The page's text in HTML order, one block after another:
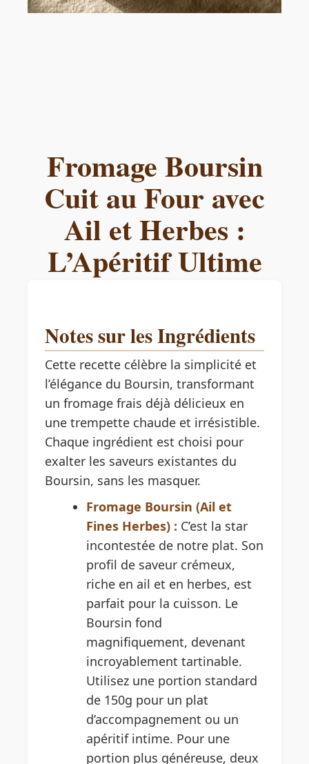
Fromage Boursin
Cuit au Four avec
Ail et Herbes :
L’Apéritif Ultime
Notes sur les Ingrédients
Cette recette célèbre la simplicité et
l’élégance du Boursin, transformant
un fromage frais déjà délicieux en
une trempette chaude et irrésistible.
Chaque ingrédient est choisi pour
exalter les saveurs existantes du
Boursin, sans les masquer.
Fromage Boursin (Ail et
Fines Herbes) : C’est la star
incontestée de notre plat. Son
profil de saveur crémeux,
riche en ail et en herbes, est
parfait pour la cuisson. Le
Boursin fond
magnifiquement, devenant
incroyablement tartinable.
Utilisez une portion standard
de 150g pour un plat
d’accompagnement ou un
apéritif intime. Pour une
portion plus généreuse, deux